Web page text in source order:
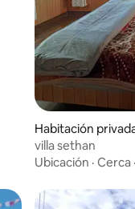
Habitación
villa sethan
Ubicación · Cerca ·